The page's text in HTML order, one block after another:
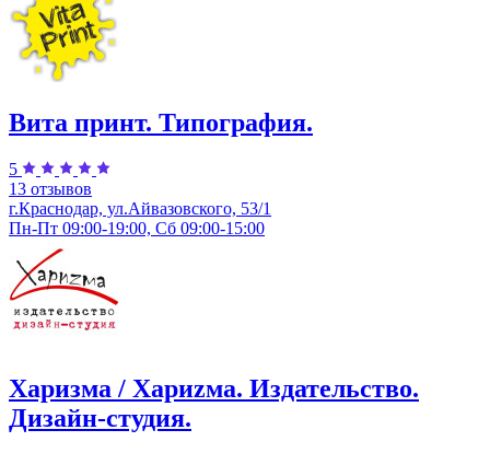
Вита принт. Типография.
5
13 отзывов
г.Краснодар, ул.​Айвазовского, 53/1
Пн-Пт 09:00-19:00, Сб 09:00-15:00
Харизма / Хариzма. Издательство.
Дизайн-студия.